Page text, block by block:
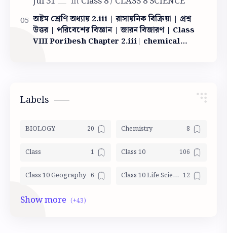
অষ্টম শ্রেণি অধ্যায় 2.iii | রাসায়নিক বিক্রিয়া | প্রশ্ন
উত্তর | পরিবেশের বিজ্ঞান | জারন বিজারণ | Class
VIII Poribesh Chapter 2.iii| chemical
Labels
BIOLOGY Chemistry
Class Class 10
Class 10 Geography Class 10 Life Science Mocktest
Class 10 LSc